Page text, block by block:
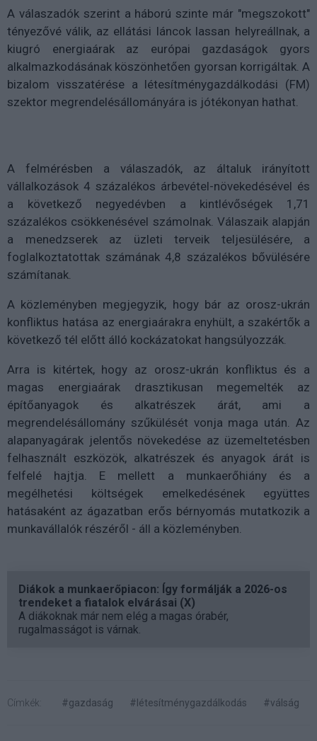
A válaszadók szerint a háború szinte már "megszokott"
tényezővé válik, az ellátási láncok lassan helyreállnak, a
kiugró energiaárak az európai gazdaságok gyors
alkalmazkodásának köszönhetően gyorsan korrigáltak. A
bizalom visszatérése a létesítménygazdálkodási (FM)
szektor megrendelésállományára is jótékonyan hathat.
A felmérésben a válaszadók, az általuk irányított
vállalkozások 4 százalékos árbevétel-növekedésével és
a következő negyedévben a kintlévőségek 1,71
százalékos csökkenésével számolnak. Válaszaik alapján
a menedzserek az üzleti terveik teljesülésére, a
foglalkoztatottak számának 4,8 százalékos bővülésére
számítanak.
A közleményben megjegyzik, hogy bár az orosz-ukrán
konfliktus hatása az energiaárakra enyhült, a szakértők a
következő tél előtt álló kockázatokat hangsúlyozzák.
Arra is kitértek, hogy az orosz-ukrán konfliktus és a
magas energiaárak drasztikusan megemelték az
építőanyagok és alkatrészek árát, ami a
megrendelésállomány szűkülését vonja maga után. Az
alapanyagárak jelentős növekedése az üzemeltetésben
felhasznált eszközök, alkatrészek és anyagok árát is
felfelé hajtja. E mellett a munkaerőhiány és a
megélhetési költségek emelkedésének együttes
hatásaként az ágazatban erős bérnyomás mutatkozik a
munkavállalók részéről - áll a közleményben.
Diákok a munkaerőpiacon: Így formálják a 2026-os
trendeket a fiatalok elvárásai (X)
A diákoknak már nem elég a magas órabér,
rugalmasságot is várnak.
Címkék: #gazdaság #létesítménygazdálkodás #válság